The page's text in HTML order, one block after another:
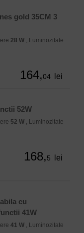
gold 35CM 3
28 W , Luminozitate
164,04 lei
52W
52 W , Luminozitate
168,5 lei
cu
41W
41 W , Luminozitate